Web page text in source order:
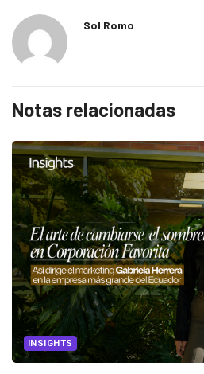
Sol Romo
Notas relacionadas
INSIGHTS